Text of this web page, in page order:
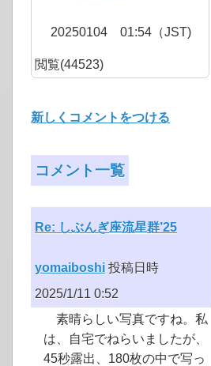
20250104 01:54（JST)
閲覧(44523)
新しくコメントをつける
コメント一覧
Re: しぶんぎ座流星群’25
yomaiboshi 投稿日時
2025/1/11 0:52
素晴らしい写真ですね。私
は、自宅でねらいましたが、
45秒露出、180枚の中で写っ